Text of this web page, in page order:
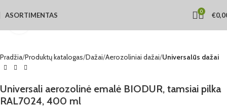
ASORTIMENTAS 0 €
Pradžia Produktų katalogas Dažai Aerozoliniai dažai Universalūs dažai
Universali aerozolinė emalė BIODUR, tamsiai pilka
RAL7024, 400 ml